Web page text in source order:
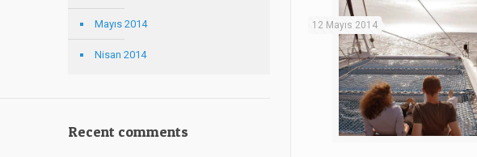
12 Mayıs 2014
Mayıs 2014
Nisan 2014
Recent comments